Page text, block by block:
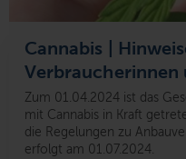
Cannabis |
Verbraucherinnen
Zum 01.04.2024 ist das
mit Cannabis in Kraft
die Regelungen zu
erfolgt am 01.07.2024.